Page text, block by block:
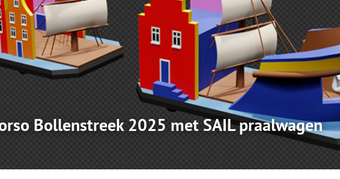
Bollenstreek 2025 met SAIL praalwagen